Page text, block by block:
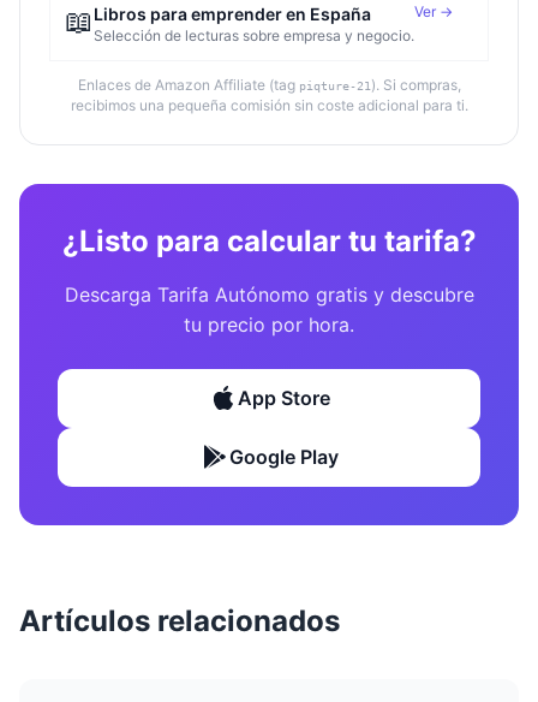
📖 Libros para emprender en España
Selección de lecturas sobre empresa y negocio.
Ver →
Enlaces de Amazon Affiliate (tag piqture-21 ). Si compras,
recibimos una pequeña comisión sin coste adicional para ti.
¿Listo para calcular tu tarifa?
Descarga Tarifa Autónomo gratis y descubre
tu precio por hora.
App Store
Google Play
Artículos relacionados